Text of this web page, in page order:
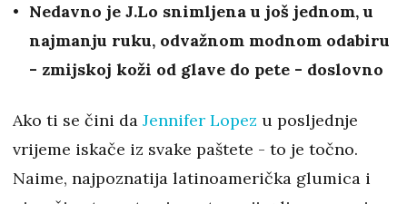
Nedavno je J.Lo snimljena u još jednom, u
najmanju ruku, odvažnom modnom odabiru
- zmijskoj koži od glave do pete - doslovno
Ako ti se čini da Jennifer Lopez u posljednje
vrijeme iskače iz svake paštete - to je točno.
Naime, najpoznatija latinoamerička glumica i